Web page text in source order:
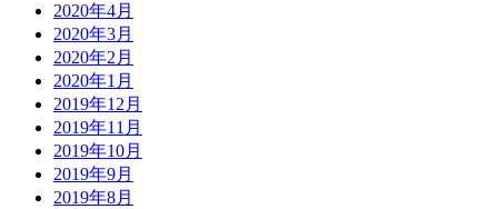
2020年4月
2020年3月
2020年2月
2020年1月
2019年12月
2019年11月
2019年10月
2019年9月
2019年8月